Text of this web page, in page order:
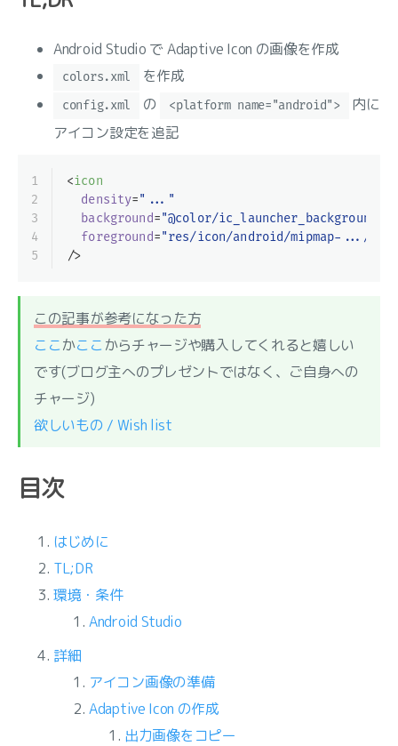
Android Studio で Adaptive Icon の画像を作成
colors.xml を作成
config.xml の <platform name="android">
内に
アイコン設定を追記
1
2
3
4
5
<icon
density="..."
background="@color/ic_launcher_background"
foreground="res/icon/android/mipmap-.../
/>
この記事が参考になった方
ここかここ からチャージや購入してくれると嬉しい
です(ブログ主へのプレゼントではなく、ご自身への
チャージ)
欲しいもの / Wish list
目次
はじめに
TL;DR
環境・条件
Android Studio
詳細
アイコン画像の準備
Adaptive Icon の作成
出力画像をコピー